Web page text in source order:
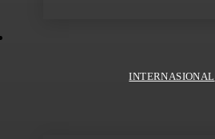
INTERNASIONAL